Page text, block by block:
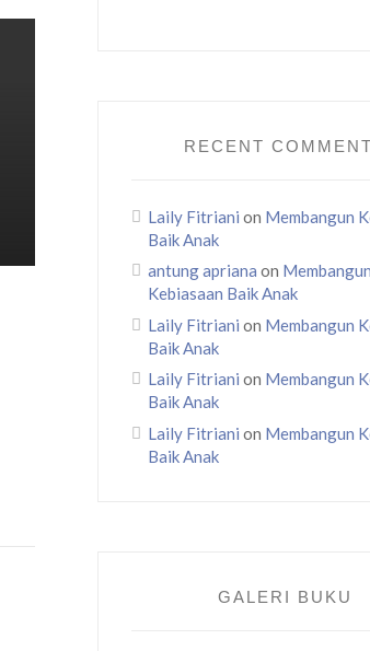
RECENT
Laily Fitriani on Membangun
Baik Anak
antung apriana on Membangun
Kebiasaan Baik Anak
Laily Fitriani on Membangun
Baik Anak
Laily Fitriani on Membangun
Baik Anak
Laily Fitriani on Membangun
Baik Anak
GALERI BUKU